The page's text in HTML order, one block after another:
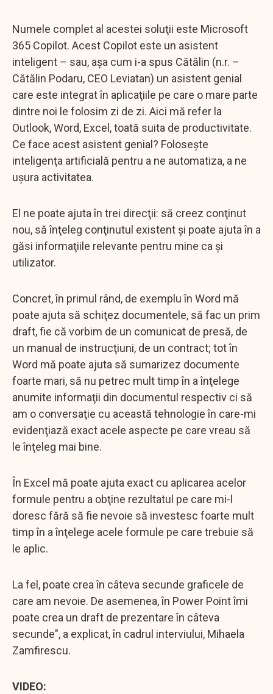
Numele complet al acestei soluţii este Microsoft
365 Copilot. Acest Copilot este un asistent
inteligent – sau, aşa cum i-a spus Cătălin (n.r. –
Cătălin Podaru, CEO Leviatan) un asistent genial
care este integrat în aplicaţiile pe care o mare parte
dintre noi le folosim zi de zi. Aici mă refer la
Outlook, Word, Excel, toată suita de productivitate.
Ce face acest asistent genial? Foloseşte
inteligenţa artificială pentru a ne automatiza, a ne
uşura activitatea.
El ne poate ajuta în trei direcţii: să creez conţinut
nou, să înţeleg conţinutul existent şi poate ajuta în a
găsi informaţiile relevante pentru mine ca şi
utilizator.
Concret, în primul rând, de exemplu în Word mă
poate ajuta să schiţez documentele, să fac un prim
draft, fie că vorbim de un comunicat de presă, de
un manual de instrucţiuni, de un contract; tot în
Word mă poate ajuta să sumarizez documente
foarte mari, să nu petrec mult timp în a înţelege
anumite informaţii din documentul respectiv ci să
am o conversaţie cu această tehnologie în care-mi
evidenţiază exact acele aspecte pe care vreau să
le înţeleg mai bine.
În Excel mă poate ajuta exact cu aplicarea acelor
formule pentru a obţine rezultatul pe care mi-l
doresc fără să fie nevoie să investesc foarte mult
timp în a înţelege acele formule pe care trebuie să
le aplic.
La fel, poate crea în câteva secunde graficele de
care am nevoie. De asemenea, în Power Point îmi
poate crea un draft de prezentare în câteva
secunde", a explicat, în cadrul interviului, Mihaela
Zamfirescu.
VIDEO: